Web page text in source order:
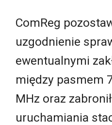
ComReg
uzgodnienie
ewentualnymi
między pasmem
MHz oraz
uruchamiania